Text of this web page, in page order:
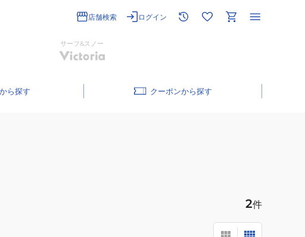
店舗検索 ログイン
サーフ&スノー
クーポン
2件